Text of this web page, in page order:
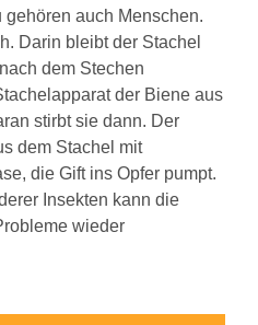
auch Menschen.
Darin bleibt der Stachel
dem Stechen
der Biene aus
stirbt sie dann. Der
dem Stachel mit
die Gift ins Opfer pumpt.
Insekten kann die
wieder